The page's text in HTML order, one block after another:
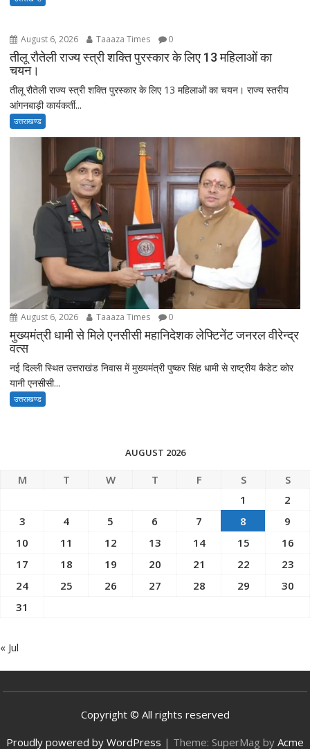
August 6, 2026 Taaaza Times 0
तीलू रौतेली राज्य स्त्री शक्ति पुरस्कार के लिए 13 महिलाओं का
चयन।
तीलू रौतेली राज्य स्त्री शक्ति पुरस्कार के लिए 13 महिलाओं का चयन। राज्य स्तरीय
आंगनबाड़ी कार्यकर्ती...
उत्तराखण्ड
August 6, 2026 Taaaza Times 0
मुख्यमंत्री धामी से मिले एनसीसी महानिदेशक लेफ्टिनेंट जनरल वीरेन्द्र
वत्स
नई दिल्ली स्थित उत्तराखंड निवास में मुख्यमंत्री पुष्कर सिंह धामी से राष्ट्रीय कैडेट कोर
यानी एनसीसी...
उत्तराखण्ड
AUGUST 2026
M T W T F S
S
1
2
3
4 5 6 7 8
9
10
11 12 13 14 15
16
17
18 19 20 21 22
23
24
25 26 27 28 29
30
31
« Jul
Copyright © All rights reserved
Proudly powered by WordPress | Theme: SuperMag by Acme